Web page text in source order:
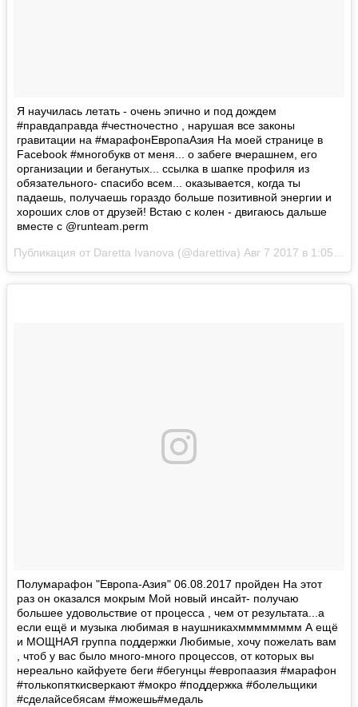
Я научилась летать - очень эпично и под дождем
#правдаправда #честночестно , нарушая все законы
гравитации на #марафонЕвропаАзия На моей странице в
Facebook #многобукв от меня... о забеге вчерашнем, его
организации и беганутых... ссылка в шапке профиля из
обязательного- спасибо всем... оказывается, когда ты
падаешь, получаешь гораздо больше позитивной энергии и
хороших слов от друзей! Встаю с колен - двигаюсь дальше
вместе с @runteam.perm
Публикация от Daretta Ivanova (@darettiva) Авг 7 2017 в 1:05 PDT
Полумарафон "Европа-Азия" 06.08.2017 пройден На этот
раз он оказался мокрым Мой новый инсайт- получаю
большее удовольствие от процесса , чем от результата...а
если ещё и музыка любимая в наушникахмммммммм А ещё
и МОЩНАЯ группа поддержки Любимые, хочу пожелать вам
, чтоб у вас было много-много процессов, от которых вы
нереально кайфуете беги #бегунцы #европаазия #марафон
#толькопяткисверкают #мокро #поддержка #болельщики
#сделайсебясам #можешь#медаль